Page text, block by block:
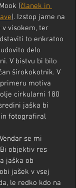
(članek in
). Izstop jame na
v visokem, ter
to enkratno
delo
V bistvu bi bilo
širokokotnik. V
motiva
cirkularni 180
jaška bi
fotografiral
se mi
objektiv res
jaška ob
jašek v vsej
le redko kdo na